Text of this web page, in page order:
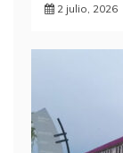
2 julio, 2026